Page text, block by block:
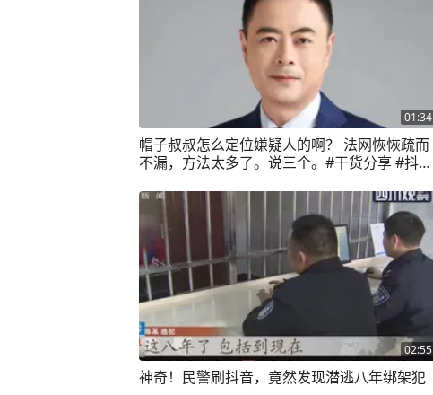
01:34
帽子叔叔怎么定位嫌疑人的啊？ 法网恢恢疏而
不漏，方法太多了。说三个。#干货分享 #抖音
刑事律师
02:55
神奇！民警刷抖音，竟然发现潜逃八年绑架犯